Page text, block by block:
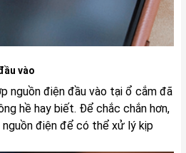
vào
nguồn điện đầu vào tại ổ cắm đã
hề hay biết. Để chắc chắn hơn,
điện để có thể xử lý kịp